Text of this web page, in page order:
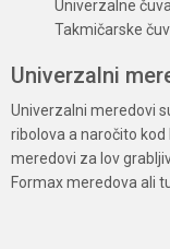
Univerzalne
Takmičarske
Univerzalni
Univerzalni meredovi
ribolova a naročito kod
meredovi za lov
Formax meredova ali